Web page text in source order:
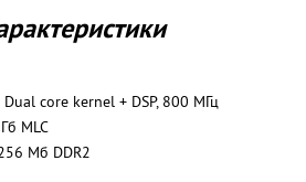
core kernel + DSP, 800 МГц
MLC
Мб DDR2